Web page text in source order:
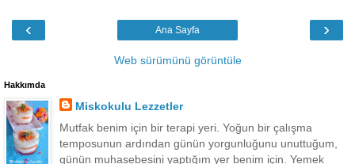
‹ ›
Ana Sayfa
Web sürümünü görüntüle
Hakkımda
Miskokulu Lezzetler
Mutfak benim için bir terapi yeri. Yoğun bir çalışma
temposunun ardından günün yorgunluğunu unuttuğum,
günün muhasebesini yaptığım yer benim için. Yemek